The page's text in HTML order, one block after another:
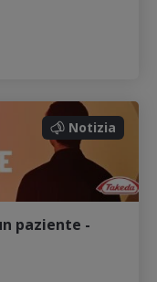
Notizia
Notizia
paziente -